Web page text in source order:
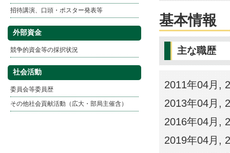
招待講演、口頭・ポスター発表等
外部資金
競争的資金等の採択状況
社会活動
委員会等委員歴
その他社会貢献活動（広大・部局主催含）
基本情報
主な職歴
2011年04月,
2013年04月,
2016年04月,
2019年04月,